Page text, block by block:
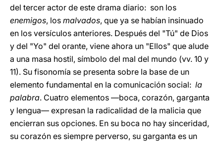
del tercer actor de este drama diario: son los
enemigos, los malvados, que ya se habían insinuado
en los versículos anteriores. Después del "Tú" de Dios
y del "Yo" del orante, viene ahora un "Ellos" que alude
a una masa hostil, símbolo del mal del mundo (vv. 10 y
11). Su fisonomía se presenta sobre la base de un
elemento fundamental en la comunicación social: la
palabra. Cuatro elementos —boca, corazón, garganta
y lengua— expresan la radicalidad de la malicia que
encierran sus opciones. En su boca no hay sinceridad,
su corazón es siempre perverso, su garganta es un